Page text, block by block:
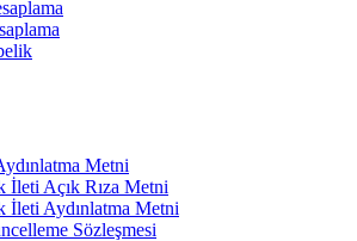
Metni
İleti Açık Rıza Metni
İleti Aydınlatma Metni
Sözleşmesi